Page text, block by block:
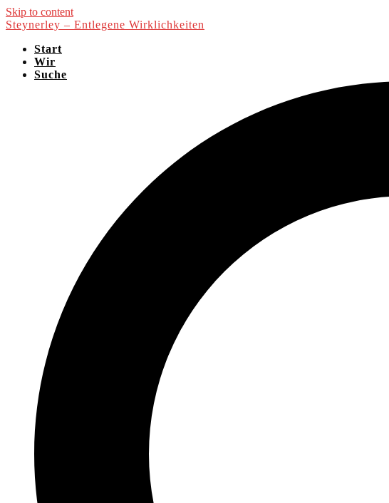
Skip to content
Steynerley – Entlegene Wirklichkeiten
Start
Wir
Suche